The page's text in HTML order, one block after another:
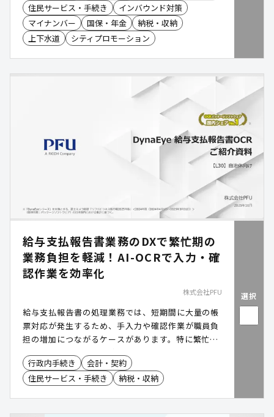
ラウドサービス「DHK CLOUD」の活用事例が豊富
に紹介されています。
住民サービス・手続き
インバウンド対策
マイナンバー
国保・年金
納税・収納
上下水道
シティプロモーション
給与支払報告書業務のDXで繁忙期の
業務負担を軽減！AI-OCRで入力・確
認作業を効率化
株式会社PFU
給与支払報告書の処理業務では、短期間に大量の帳
票対応が発生するため、手入力や確認作業が職員負
担の増加につながるケースがあります。特に繁忙期
は、限られた人員で正確かつ効率的に処理すること
が求められています。「DynaEye 給与支払報告書
OCR」は、帳票の仕分けからデータ化、確認・修
行政内手続き
会計・契約
住民サービス・手続き
納税・収納
選択